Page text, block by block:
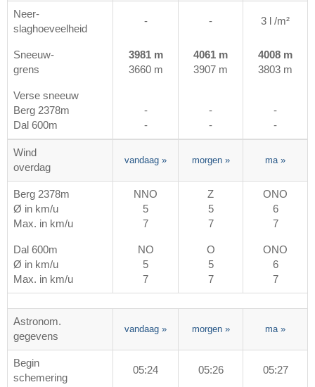
Neer-
slaghoeveelheid
- - 3 l /m²
Sneeuw-
grens
3981 m
3660 m
4061 m
3907 m
4008 m
3803 m
Verse sneeuw
Berg 2378m
Dal 600m
-
-
-
-
-
-
Wind
overdag
vandaag » morgen » ma »
Berg 2378m
Ø in km/u
Max. in km/u
NNO
5
7
Z
5
7
ONO
6
7
Dal 600m
Ø in km/u
Max. in km/u
NO
5
7
O
5
7
ONO
6
7
Astronom.
gegevens
vandaag » morgen » ma »
Begin
schemering
05:24 05:26 05:27